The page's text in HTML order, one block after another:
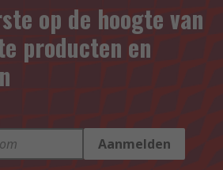
op de hoogte van
producten en
Aanmelden